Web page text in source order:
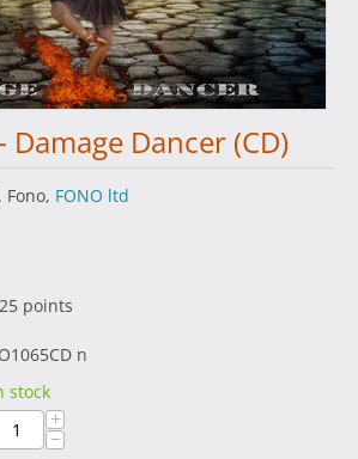
Damage Dancer (CD)
FONO ltd
points
n
stock
+
−